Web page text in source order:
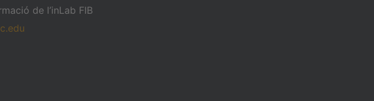
de l’inLab FIB